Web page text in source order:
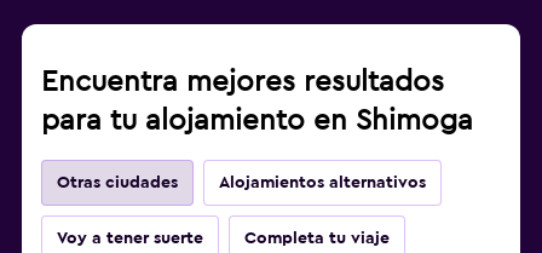
Encuentra mejores resultados
para tu alojamiento en Shimoga
Otras ciudades Alojamientos alternativos
Voy a tener suerte Completa tu viaje